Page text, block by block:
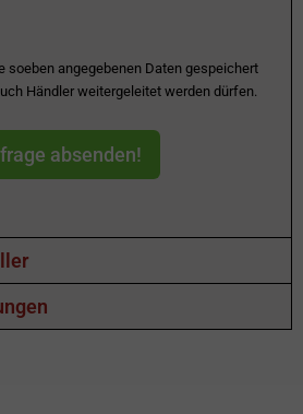
soeben angegebenen Daten gespeichert
Händler weitergeleitet werden dürfen.
absenden!